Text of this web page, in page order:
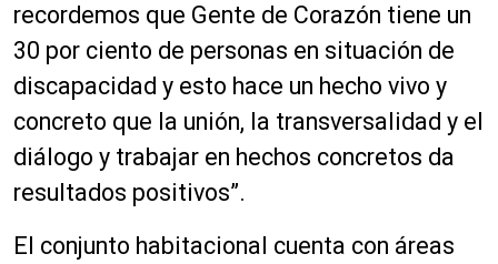
recordemos que Gente de Corazón tiene un
30 por ciento de personas en situación de
discapacidad y esto hace un hecho vivo y
concreto que la unión, la transversalidad y el
diálogo y trabajar en hechos concretos da
resultados positivos”.
El conjunto habitacional cuenta con áreas